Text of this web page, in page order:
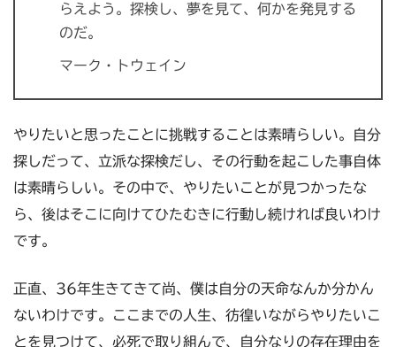
らえよう。探検し、夢を見て、何かを発見する
のだ。
マーク・トウェイン
やりたいと思ったことに挑戦することは素晴らしい。自分
探しだって、立派な探検だし、その行動を起こした事自体
は素晴らしい。その中で、やりたいことが見つかったな
ら、後はそこに向けてひたむきに行動し続ければ良いわけ
です。
正直、36年生きてきて尚、僕は自分の天命なんか分かん
ないわけです。ここまでの人生、彷徨いながらやりたいこ
とを見つけて、必死で取り組んで、自分なりの存在理由を